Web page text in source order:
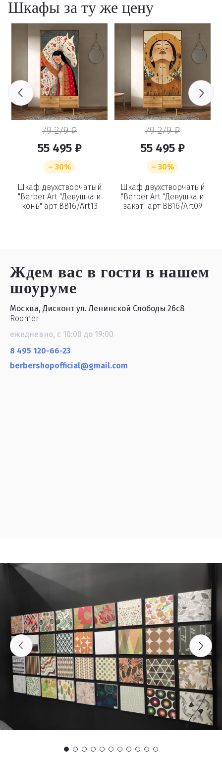
Шкафы за ту же цену
79 279 ₽
55 495 ₽
– 30%
Шкаф двухстворчатый
"Berber Art "Девушка и
конь" арт BB16/Art13
79 279 ₽
55 495 ₽
– 30%
Шкаф двухстворчатый
"Berber Art "Девушка и
закат" арт BB16/Art09
Ждем вас в гостив нашем
шоуруме
Москва, Дисконт ул. Ленинской Слободы 26с8
Roomer
ежедневно, с 10:00 до 19:00
8 495 120-66-23
berbershopofficial@gmail.com